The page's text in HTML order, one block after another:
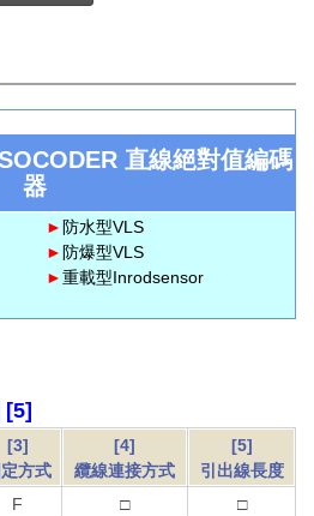
直線絕對值編碼
器
► 防水型VLS
► 防爆型VLS
►重載型Inrodsensor
[5]
[3]
方式
[4]
纜線連接方式
[5]
引出線長度
F □
□